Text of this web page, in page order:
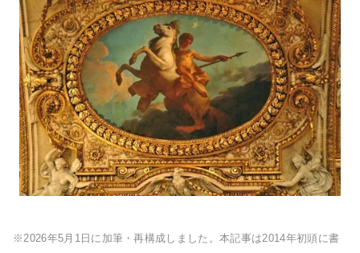
※2026年5月1日に加筆・再構成しました。本記事は2014年初頭に書